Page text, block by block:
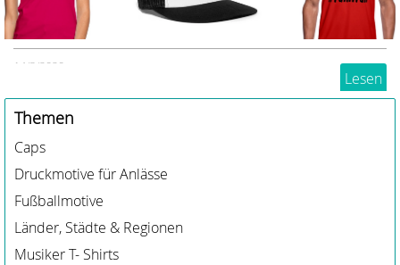
Du liebst Paint Horses? Dann haben wir eine
Menge Reitshirts, Hoodies, Caps und mehr, die dir
gefallen könnten
14/3/2020
Lesen
Themen
Caps
Druckmotive für Anlässe
Fußballmotive
Länder, Städte & Regionen
Musiker T- Shirts